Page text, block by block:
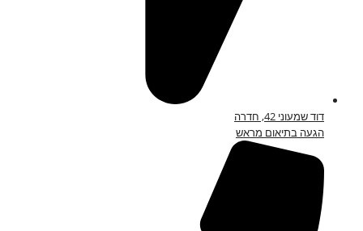
דוד שמעוני 42, חדרה
הגעה בתיאום מראש